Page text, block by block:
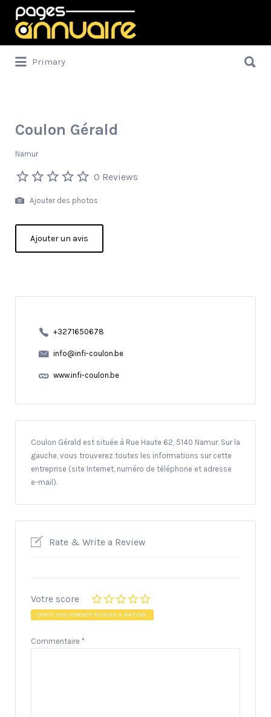
Rechercher:
Primary
Coulon Gérald
Namur
0 Reviews
Ajouter des photos
Ajouter un avis
+3271650678
info@infi-coulon.be
www.infi-coulon.be
Coulon Gérald est située à Rue Haute 62, 5140 Namur. Sur la
gauche, vous trouverez toutes les informations sur cette
entreprise (site Internet, numéro de téléphone et adresse
e-mail).
Rate & Write a Review
Votre score
OOPS! YOU FORGOT TO GIVE A RATING.
Commentaire *